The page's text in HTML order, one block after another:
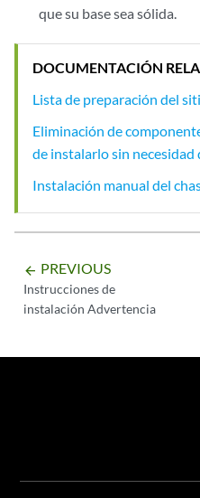
que su base sea sólida.
DOCUMENTACIÓN
Lista de preparación del
Eliminación de
de instalarlo sin necesidad
Instalación manual del
arrow_backward PREVIOUS
Instrucciones de
instalación Advertencia